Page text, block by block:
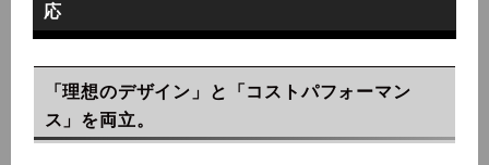
応
「理想のデザイン」と「コストパフォーマン
ス」を両立。